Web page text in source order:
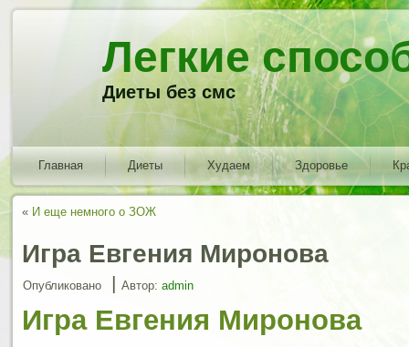
Легкие
Диеты без смс
Главная Диеты Худаем Здоровье
« И еще немного о ЗОЖ
Игра Евгения Миронова
Опубликовано | Автор: admin
Игра Евгения Миронова